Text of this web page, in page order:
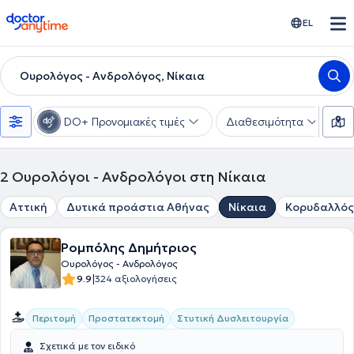
doctoranytime EL
Ουρολόγος - Ανδρολόγος, Νίκαια
DO+ Προνομιακές τιμές Διαθεσιμότητα
2 Ουρολόγοι - Ανδρολόγοι στη Νίκαια
Αττική Δυτικά προάστια Αθήνας Νίκαια Κορυδαλλός
Ρομπόλης Δημήτριος
Ουρολόγος - Ανδρολόγος
9.9|324 αξιολογήσεις
Περιτομή Προστατεκτομή Στυτική Δυσλειτουργία
Σχετικά με τον ειδικό